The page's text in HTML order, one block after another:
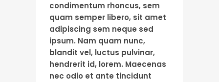
condimentum rhoncus, sem
quam semper libero, sit amet
adipiscing sem neque sed
ipsum. Nam quam nunc,
blandit vel, luctus pulvinar,
hendrerit id, lorem. Maecenas
nec odio et ante tincidunt